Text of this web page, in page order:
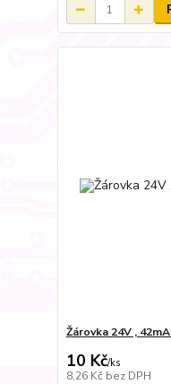
Žárovka 24V ,
10 Kč/ks
8,26 Kč bez DPH